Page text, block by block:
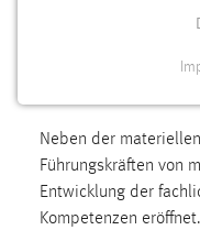
aus technisch
mit einem
Neben der
Führungskräften von
Entwicklung der
Kompetenzen eröffnet.
Funktionen und
Website
Einverständnis